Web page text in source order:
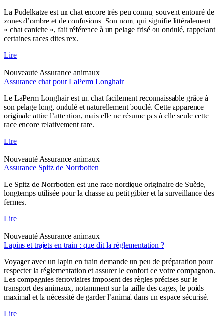
La Pudelkatze est un chat encore très peu connu, souvent entouré de
zones d’ombre et de confusions. Son nom, qui signifie littéralement
« chat caniche », fait référence à un pelage frisé ou ondulé, rappelant
certaines races dites rex.
Lire
Nouveauté Assurance animaux
Assurance chat pour LaPerm Longhair
Le LaPerm Longhair est un chat facilement reconnaissable grâce à
son pelage long, ondulé et naturellement bouclé. Cette apparence
originale attire l’attention, mais elle ne résume pas à elle seule cette
race encore relativement rare.
Lire
Nouveauté Assurance animaux
Assurance Spitz de Norrbotten
Le Spitz de Norrbotten est une race nordique originaire de Suède,
longtemps utilisée pour la chasse au petit gibier et la surveillance des
fermes.
Lire
Nouveauté Assurance animaux
Lapins et trajets en train : que dit la réglementation ?
Voyager avec un lapin en train demande un peu de préparation pour
respecter la réglementation et assurer le confort de votre compagnon.
Les compagnies ferroviaires imposent des règles précises sur le
transport des animaux, notamment sur la taille des cages, le poids
maximal et la nécessité de garder l’animal dans un espace sécurisé.
Lire